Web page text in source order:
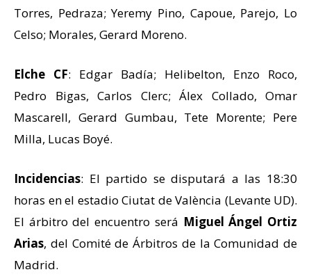
Torres, Pedraza; Yeremy Pino, Capoue, Parejo, Lo
Celso; Morales, Gerard Moreno.
Elche CF: Edgar Badía; Helibelton, Enzo Roco,
Pedro Bigas, Carlos Clerc; Álex Collado, Omar
Mascarell, Gerard Gumbau, Tete Morente; Pere
Milla, Lucas Boyé.
Incidencias: El partido se disputará a las 18:30
horas en el estadio Ciutat de València (Levante UD).
El árbitro del encuentro será Miguel Ángel Ortiz
Arias, del Comité de Árbitros de la Comunidad de
Madrid.